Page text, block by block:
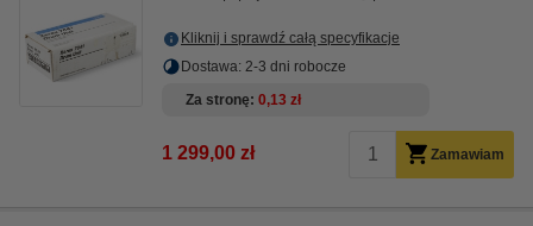
Kliknij i sprawdź całą specyfikacje
Dostawa: 2-3 dni robocze
Za stronę 0,13 zł
1 299,00 zł Zamawiam